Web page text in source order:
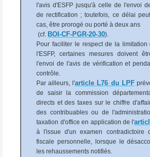
l'avis d'ESFP jusqu'à celle de l'envoi
de rectification ; toutefois, ce délai
cas, être prorogé ou porté à deux ans
(cf. BOI-CF-PGR-20-30).
Pour faciliter le respect de la
l'ESFP, certaines mesures doivent
l'envoi de l'avis de vérification et
contrôle.
Par ailleurs, l'article L76 du LPF
de saisir la commission
directs et des taxes sur le chiffre
des contribuables ou de
taxation d'office en application de l'
à l'issue d'un examen contradictoire
fiscale personnelle, lorsque le
les rehaussements notifiés.